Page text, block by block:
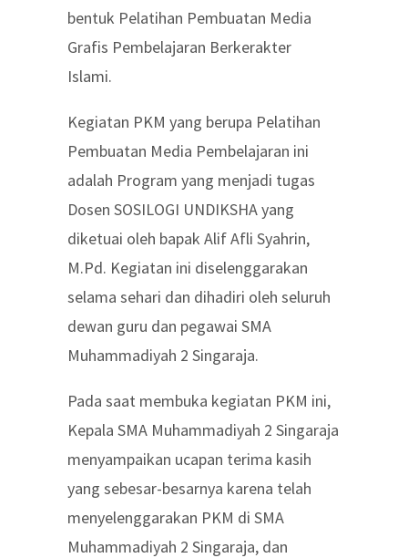
bentuk Pelatihan Pembuatan Media
Grafis Pembelajaran Berkerakter
Islami.
Kegiatan PKM yang berupa Pelatihan
Pembuatan Media Pembelajaran ini
adalah Program yang menjadi tugas
Dosen SOSILOGI UNDIKSHA yang
diketuai oleh bapak Alif Afli Syahrin,
M.Pd. Kegiatan ini diselenggarakan
selama sehari dan dihadiri oleh seluruh
dewan guru dan pegawai SMA
Muhammadiyah 2 Singaraja.
Pada saat membuka kegiatan PKM ini,
Kepala SMA Muhammadiyah 2 Singaraja
menyampaikan ucapan terima kasih
yang sebesar-besarnya karena telah
menyelenggarakan PKM di SMA
Muhammadiyah 2 Singaraja, dan